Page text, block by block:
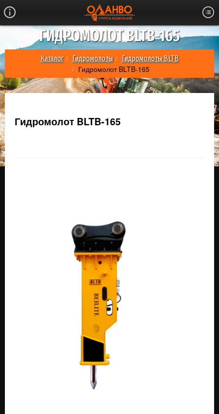
ГИДРОМОЛОТ BLTB-165
Каталог Гидромолоты Гидромолоты BLTB
Гидромолот BLTB-165
Гидромолот BLTB-165